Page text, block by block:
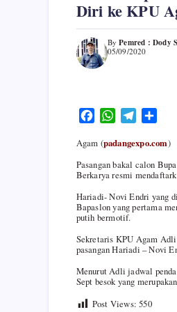
Diri ke KPU
ByPemred : Dody S
05/09/2020
c
e
b
o
o
k
W
a
t
s
A
p
p
l
e
g
a
a
r
e
Agam (padangexpo.com)
Pasangan bakal calon
Berkarya resmi
Hariadi- Novi Endri yang
Bapaslon yang pertama
putih bermotif.
Sekretaris KPU Agam
pasangan Hariadi – Novi
Menurut Adli jadwal
Sept besok yang
Post Views: 550